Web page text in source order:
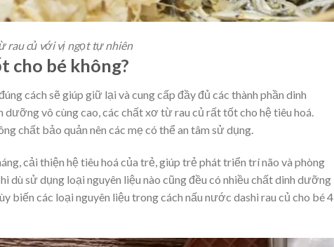
rau củ với vị ngọt tự nhiên
cho bé không?
cách sẽ giúp giữ lại và cung cấp đầy đủ các thành phần dinh
vô cùng cao, các chất xơ từ rau củ rất tốt cho hệ tiêu hoá.
chất bảo quản nên các mẹ có thể an tâm sử dụng.
cải thiện hệ tiêu hoá của trẻ, giúp trẻ phát triển trí não và phòng
dù sử dụng loại nguyên liệu nào cũng đều có nhiều chất dinh dưỡng
biến các loại nguyên liệu trong cách nấu nước dashi rau củ cho bé 4